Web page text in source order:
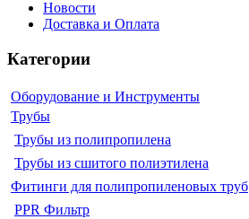
Новости
Доставка и Оплата
Категории
Оборудование и Инструменты
Трубы
Трубы из полипропилена
Трубы из сшитого полиэтилена
Фитинги для полипропиленовых труб
PPR Фильтр